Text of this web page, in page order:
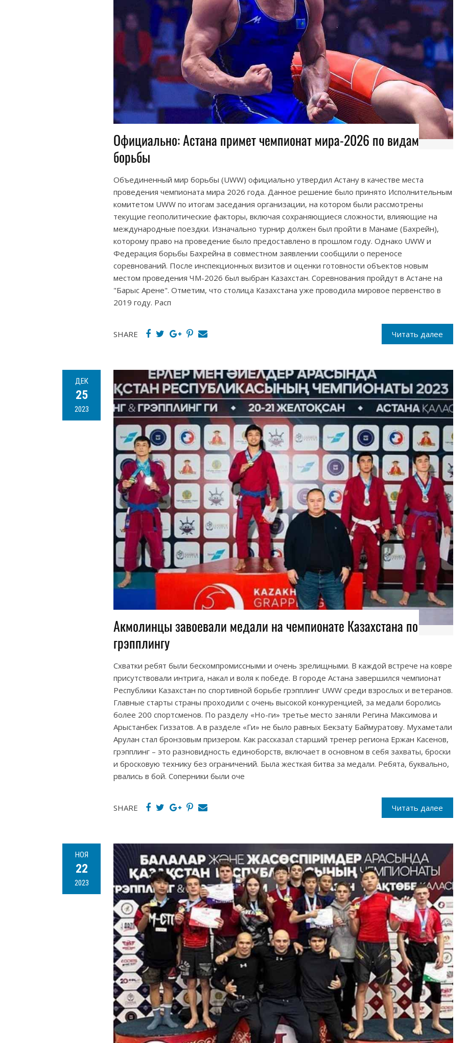
Официально: Астана примет чемпионат мира-2026 по видам
борьбы
Объединенный мир борьбы (UWW) официально утвердил Астану в качестве места
проведения чемпионата мира 2026 года. Данное решение было принято Исполнительным
комитетом UWW по итогам заседания организации, на котором были рассмотрены
текущие геополитические факторы, включая сохраняющиеся сложности, влияющие на
международные поездки. Изначально турнир должен был пройти в Манаме (Бахрейн),
которому право на проведение было предоставлено в прошлом году. Однако UWW и
Федерация борьбы Бахрейна в совместном заявлении сообщили о переносе
соревнований. После инспекционных визитов и оценки готовности объектов новым
местом проведения ЧМ-2026 был выбран Казахстан. Соревнования пройдут в Астане на
"Барыс Арене". Отметим, что столица Казахстана уже проводила мировое первенство в
2019 году. Расп
Читать далее
SHARE
ДЕК
25
2023
Акмолинцы завоевали медали на чемпионате Казахстана по
грэпплингу
Схватки ребят были бескомпромиссными и очень зрелищными. В каждой встрече на ковре
присутствовали интрига, накал и воля к победе. В городе Астана завершился чемпионат
Республики Казахстан по спортивной борьбе грэпплинг UWW среди взрослых и ветеранов.
Главные старты страны проходили с очень высокой конкуренцией, за медали боролись
более 200 спортсменов. По разделу «Но-ги» третье место заняли Регина Максимова и
Арыстанбек Гиззатов. А в разделе «Ги» не было равных Бекзату Баймуратову. Мухаметали
Арулан стал бронзовым призером. Как рассказал старший тренер региона Ержан Касенов,
грэпплинг – это разновидность единоборств, включает в основном в себя захваты, броски
и бросковую технику без ограничений. Была жесткая битва за медали. Ребята, буквально,
рвались в бой. Соперники были оче
Читать далее
SHARE
НОЯ
22
2023